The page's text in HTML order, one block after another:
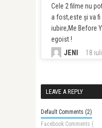
Cele 2 filme nu
a fost,este și va
iubire,Me Before
egoist !
JENI 18
LEAVE A REPLY
Default Comments (2)
Facebook Comments (